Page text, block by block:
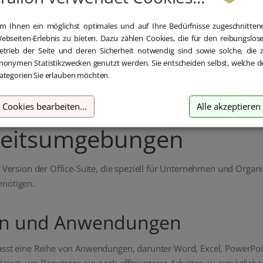
Beschreibung Details Lieferumfang
Plus: Eine
der Office-Suite, die speziell für Unternehmen und
und Anwendungen
eine Reihe von Anwendungen, darunter Word, Excel,
Ihnen ein möglichst optimales und auf Ihre Bedürfnisse
Erlebnis zu bieten. Dazu zählen Cookies, die für den
der Seite und deren Sicherheit notwendig sind sowie solche, die
Statistikzwecken genutzt werden. Sie entscheiden selbst, welche
Sie erlauben möchten.
Cookies bearbeiten... Alle akzeptieren